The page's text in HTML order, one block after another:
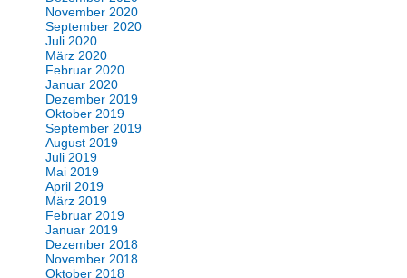
November 2020
September 2020
Juli 2020
März 2020
Februar 2020
Januar 2020
Dezember 2019
Oktober 2019
September 2019
August 2019
Juli 2019
Mai 2019
April 2019
März 2019
Februar 2019
Januar 2019
Dezember 2018
November 2018
Oktober 2018